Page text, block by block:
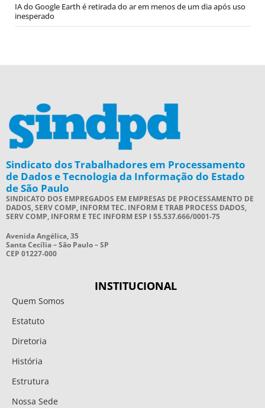
IA do Google Earth é retirada do ar em menos de um dia após uso
inesperado
Sindicato dos Trabalhadores em Processamento
de Dados e Tecnologia da Informação do Estado
de São Paulo
SINDICATO DOS EMPREGADOS EM EMPRESAS DE PROCESSAMENTO DE
DADOS, SERV COMP, INFORM TEC. INFORM E TRAB PROCESS DADOS,
SERV COMP, INFORM E TEC INFORM ESP I 55.537.666/0001-75
Avenida Angélica, 35
Santa Cecília – São Paulo – SP
CEP 01227-000
INSTITUCIONAL
Quem Somos
Estatuto
Diretoria
História
Estrutura
Nossa Sede